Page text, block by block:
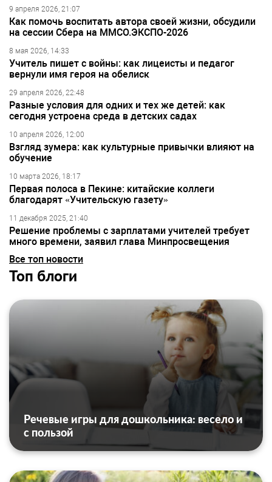
9 апреля 2026, 21:07
Как помочь воспитать автора своей жизни, обсудили
на сессии Сбера на ММСО.ЭКСПО-2026
8 мая 2026, 14:33
Учитель пишет с войны: как лицеисты и педагог
вернули имя героя на обелиск
29 апреля 2026, 22:48
Разные условия для одних и тех же детей: как
сегодня устроена среда в детских садах
10 апреля 2026, 12:00
Взгляд зумера: как культурные привычки влияют на
обучение
10 марта 2026, 18:17
Первая полоса в Пекине: китайские коллеги
благодарят «Учительскую газету»
11 декабря 2025, 21:40
Решение проблемы с зарплатами учителей требует
много времени, заявил глава Минпросвещения
Все топ новости
Топ блоги
Речевые игры для дошкольника: весело и
с пользой